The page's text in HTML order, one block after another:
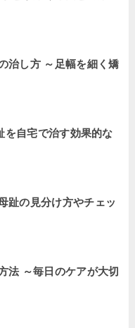
治し方 ～足幅を細く矯
を自宅で治す効果的な
趾の見分け方やチェッ
法 ～毎日のケアが大切